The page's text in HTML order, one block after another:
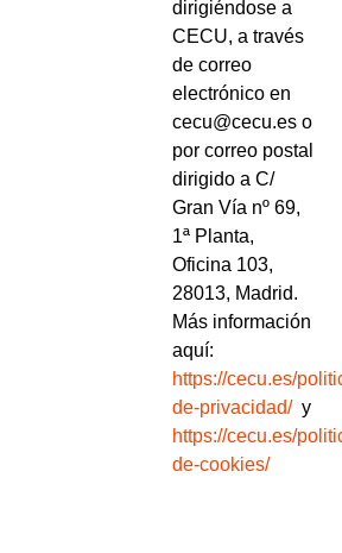
dirigiéndose a
CECU, a través
de correo
electrónico en
cecu@cecu.es o
por correo postal
dirigido a C/
Gran Vía nº 69,
1ª Planta,
Oficina 103,
28013, Madrid.
Más información
aquí:
https://cecu.es/
de-privacidad/y
https://cecu.es/
de-cookies/